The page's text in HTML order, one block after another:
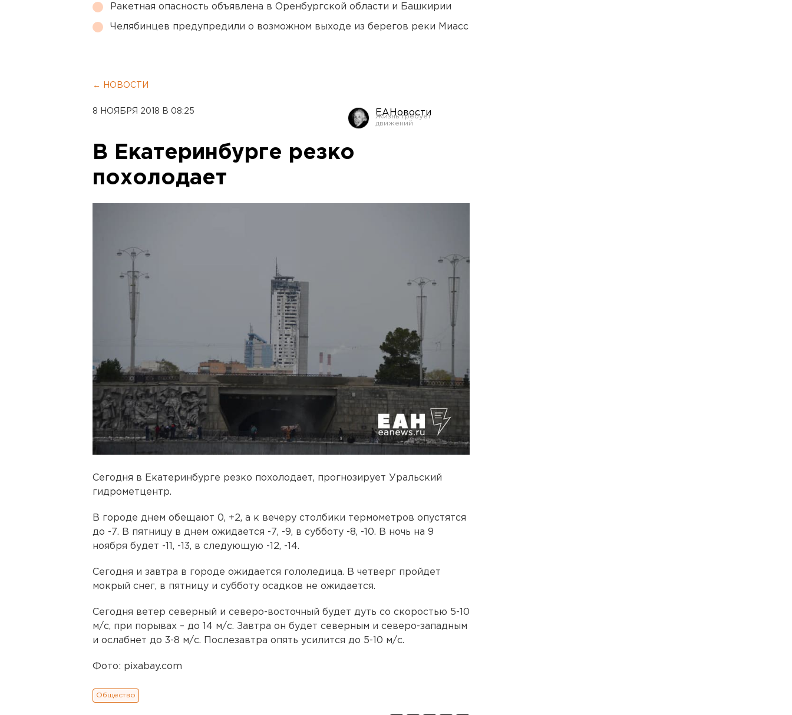
Ракетная опасность объявлена в Оренбургской области и Башкирии
Челябинцев предупредили о возможном выходе из берегов реки Миасс
← НОВОСТИ
8 НОЯБРЯ 2018 В 08:25 ЕАНовости
В Екатеринбурге резко
похолодает
Сегодня в Екатеринбурге резко похолодает, прогнозирует Уральский
гидрометцентр.
В городе днем обещают 0, +2, а к вечеру столбики термометров опустятся
до -7. В пятницу в днем ожидается -7, -9, в субботу -8, -10. В ночь на 9
ноября будет -11, -13, в следующую -12, -14.
Сегодня и завтра в городе ожидается гололедица. В четверг пройдет
мокрый снег, в пятницу и субботу осадков не ожидается.
Сегодня ветер северный и северо-восточный будет дуть со скоростью 5-10
м/с, при порывах – до 14 м/с. Завтра он будет северным и северо-западным
и ослабнет до 3-8 м/с. Послезавтра опять усилится до 5-10 м/с.
Фото: pixabay.com
Общество